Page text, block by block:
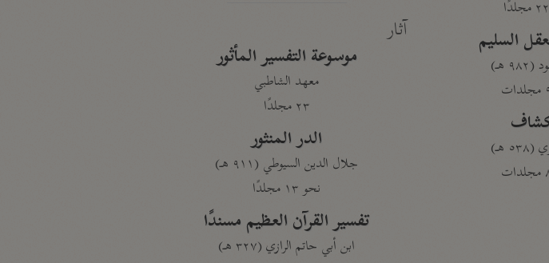
السليم
هـ)
هـ)
آثار
موسوعة التفسير المأثور
معهد الشاطبي
٢٣ مجلدًا
الدر المنثور
جلال الدين السيوطي (٩١١ هـ)
نحو ١٣ مجلدًا
تفسير القرآن العظيم مسندًا
ابن أبي حاتم الرازي (٣٢٧ هـ)